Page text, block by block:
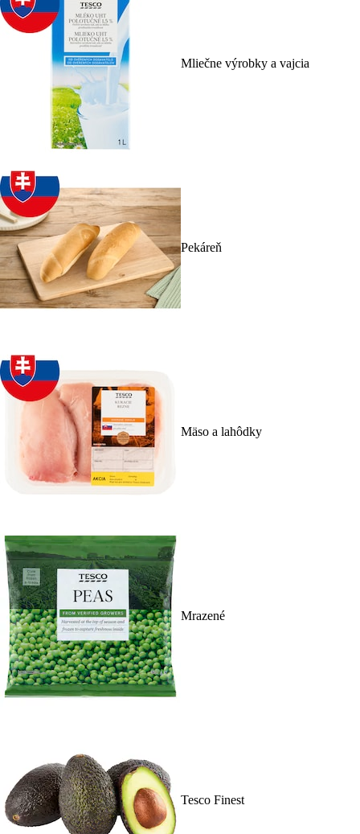
Mliečne výrobky a vajcia
Pekáreň
Mäso a lahôdky
Mrazené
Tesco Finest